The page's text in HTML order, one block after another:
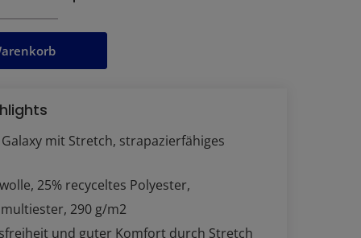
mit Stretch, strapazierfähiges
25% recyceltes Polyester,
290 g/m2
und guter Komfort durch Stretch